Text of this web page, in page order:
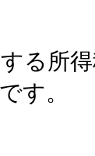
る所
す。